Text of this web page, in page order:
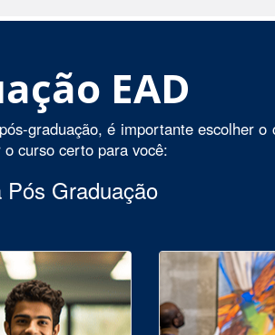
EAD
graduação, é importante escolher
curso certo para você:
Graduação